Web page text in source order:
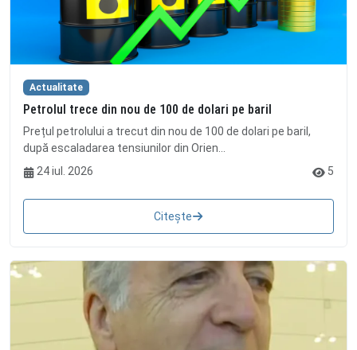
Actualitate
Petrolul trece din nou de 100 de dolari pe baril
Prețul petrolului a trecut din nou de 100 de dolari pe baril,
după escaladarea tensiunilor din Orien...
24 iul. 2026
5
Citește